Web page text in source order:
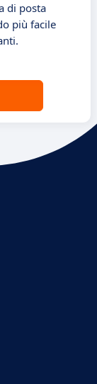
di posta
più facile